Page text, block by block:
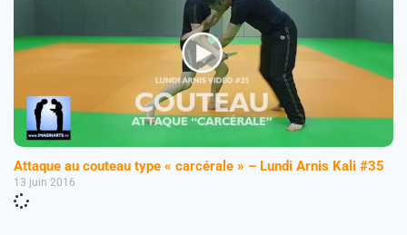
Attaque au couteau type « carcérale » – Lundi Arnis Kali #35
13 juin 2016